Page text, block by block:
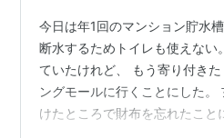
今日は年1回のマンション貯水
断水するためトイレも使えない
ていたけれど、 もう寄り付き
ングモールに行くことにした
けたところで財布を忘れたこと